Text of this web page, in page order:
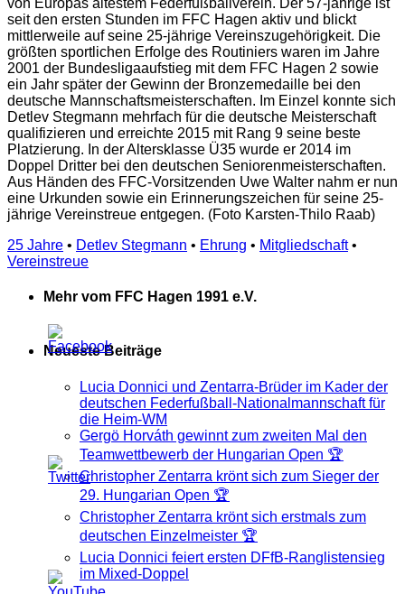
seit den ersten Stunden im FFC Hagen aktiv und blickt
mittlerweile auf seine 25-jährige Vereinszugehörigkeit. Die
größten sportlichen Erfolge des Routiniers waren im Jahre
2001 der Bundesligaaufstieg mit dem FFC Hagen 2 sowie
ein Jahr später der Gewinn der Bronzemedaille bei den
deutsche Mannschaftsmeisterschaften. Im Einzel konnte sich
Detlev Stegmann mehrfach für die deutsche Meisterschaft
qualifizieren und erreichte 2015 mit Rang 9 seine beste
Platzierung. In der Altersklasse Ü35 wurde er 2014 im
Doppel Dritter bei den deutschen Seniorenmeisterschaften.
Aus Händen des FFC-Vorsitzenden Uwe Walter nahm er nun
eine Urkunden sowie ein Erinnerungszeichen für seine 25-
jährige Vereinstreue entgegen. (Foto Karsten-Thilo Raab)
25 Jahre • Detlev Stegmann • Ehrung • Mitgliedschaft•
Vereinstreue
Mehr vom FFC Hagen 1991 e.V.
Neueste Beiträge
Lucia Donnici und Zentarra-Brüder im Kader der
deutschen Federfußball-Nationalmannschaft für
die Heim-WM
Gergö Horváth gewinnt zum zweiten Mal den
Teamwettbewerb der Hungarian Open 🏆
Christopher Zentarra krönt sich zum Sieger der
29. Hungarian Open 🏆
Christopher Zentarra krönt sich erstmals zum
deutschen Einzelmeister 🏆
Lucia Donnici feiert ersten DFfB-Ranglistensieg
im Mixed-Doppel